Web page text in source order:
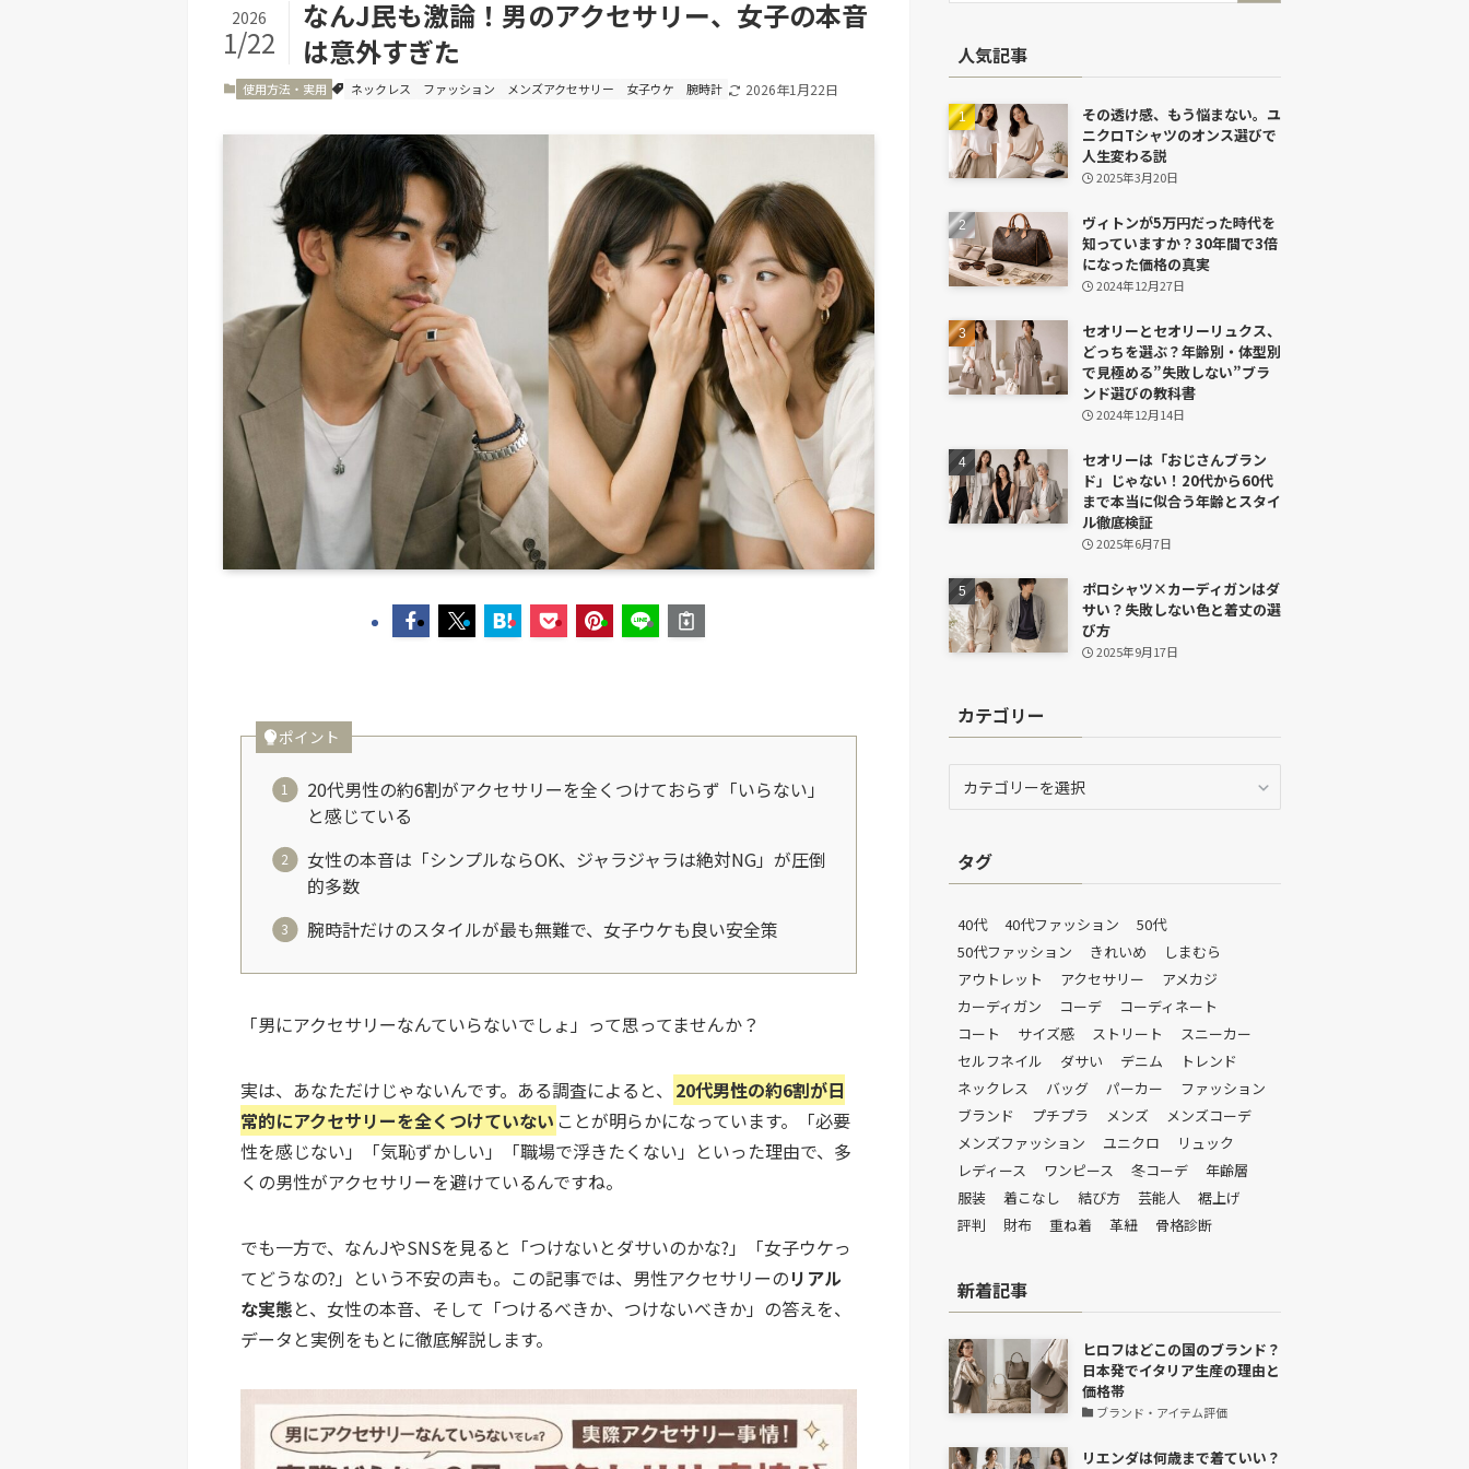
なんJ民も激論！男のアクセサリー、女子の本音
は意外すぎた
2026
1/22
使用方法・実用 ネックレス ファッション メンズアクセサリー 女子ウケ 腕時計 2026年1月22日
ポイント
20代男性の約6割がアクセサリーを全くつけておらず「いらない」
と感じている
女性の本音は「シンプルならOK、ジャラジャラは絶対NG」が圧倒
的多数
腕時計だけのスタイルが最も無難で、女子ウケも良い安全策
「男にアクセサリーなんていらないでしょ」って思ってませんか？
実は、あなただけじゃないんです。ある調査によると、 20代男性の約6割が日
常的にアクセサリーを全くつけていない ことが明らかになっています。「必要
性を感じない」「気恥ずかしい」「職場で浮きたくない」といった理由で、多
くの男性がアクセサリーを避けているんですね。
でも一方で、なんJやSNSを見ると「つけないとダサいのかな?」「女子ウケっ
てどうなの?」という不安の声も。この記事では、男性アクセサリーのリアル
な実態と、女性の本音、そして「つけるべきか、つけないべきか」の答えを、
データと実例をもとに徹底解説します。
人気記事
その透け感、もう悩まない。ユ
ニクロTシャツのオンス選びで
人生変わる説
2025年3月20日
ヴィトンが5万円だった時代を
知っていますか？30年間で3倍
になった価格の真実
2024年12月27日
セオリーとセオリーリュクス、
どっちを選ぶ？年齢別・体型別
で見極める”失敗しない”ブラ
ンド選びの教科書
2024年12月14日
セオリーは「おじさんブラン
ド」じゃない！20代から60代
まで本当に似合う年齢とスタイ
ル徹底検証
2025年6月7日
ポロシャツ×カーディガンはダ
サい？失敗しない色と着丈の選
び方
2025年9月17日
カテゴリー
ータグ
40代 40代ファッション
50代
50代ファッション
きれいめ
しまむら
アウトレット
アクセサリー
アメカジ
カーディガン
コーデ
コーディネート
コート
サイズ感 ストリート
スニーカー
セルフネイル
ダサい デニム
トレンド
ネックレス
バッグ パーカー
ファッション
ブランド
プチプラ メンズ
メンズコーデ
メンズファッション
ユニクロ
リュック
レディース
ワンピース 冬コーデ
年齢層
服装
着こなし 結び方 芸能人
裾上げ
評判
財布 重ね着 革紐 骨格診断
新着記事
ヒロフはどこの国のブランド？
日本発でイタリア生産の理由と
価格帯
ブランド・アイテム評価
リエンダは何歳まで着ていい？